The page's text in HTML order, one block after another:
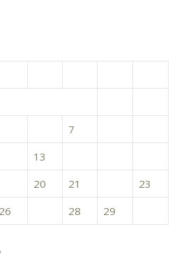
7
13
20 21
23
26 28 29